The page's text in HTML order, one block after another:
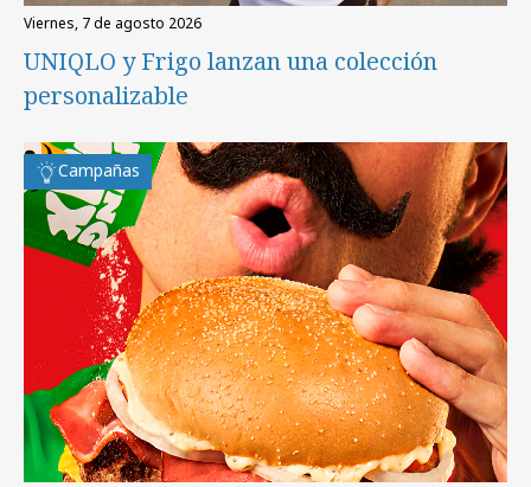
viernes, 7 de agosto 2026
UNIQLO y Frigo lanzan una colección
personalizable
Campañas